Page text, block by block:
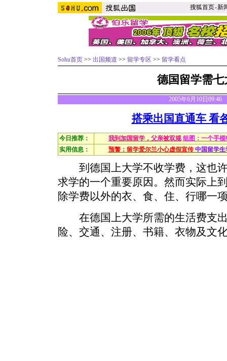
搜狐首页-新
Sohu首页 >> 出国频道 >> 留学专区 >> 留学看点
德国留学需七
2005年6月10日
搭乘出国直通车 看
今日推荐： 我到加国留学，父亲被双规 组图：一个手
实用信息：
预警：留学爱尔兰小心虚假宣传 中国留学
到德国上大学不收学费，这也许
求学的一个重要原因。然而实际上
除学费以外的衣、食、住、行哪一
在德国上大学所需的生活费支出
险、交通、注册、书籍、衣物及文